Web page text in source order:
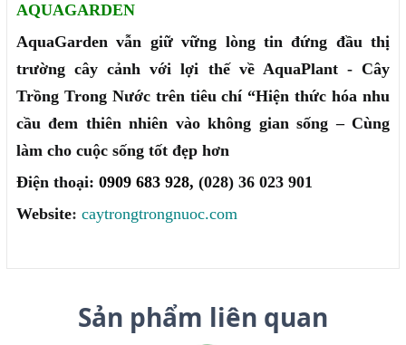
AQUAGARDEN
AquaGarden vẫn giữ vững lòng tin đứng đầu thị
trường cây cảnh với lợi thế về AquaPlant - Cây
Trồng Trong Nước trên tiêu chí “Hiện thức hóa nhu
cầu đem thiên nhiên vào không gian sống – Cùng
làm cho cuộc sống tốt đẹp hơn
Điện thoại: 0909 683 928, (028) 36 023 901
Website: caytrongtrongnuoc.com
Sản phẩm liên quan